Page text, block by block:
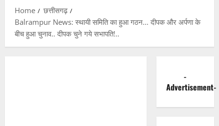
Home
छत्तीसगढ़
Balrampur News: स्थायी समिति का हुआ गठन… दीपक और अर्पणा के
बीच हुआ चुनाव.. दीपक चुने गये सभापति!..
-
Advertisement-